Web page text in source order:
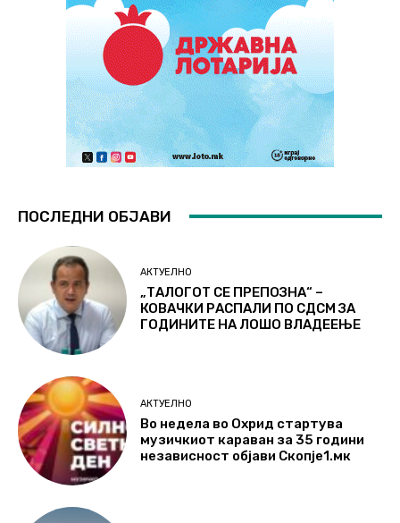
ПОСЛЕДНИ ОБЈАВИ
АКТУЕЛНО
„ТАЛОГОТ СЕ ПРЕПОЗНА“ –
КОВАЧКИ РАСПАЛИ ПО СДСМ ЗА
ГОДИНИТЕ НА ЛОШО ВЛАДЕЕЊЕ
АКТУЕЛНО
Во недела во Охрид стартува
музичкиот караван за 35 години
независност објави Скопје1.мк